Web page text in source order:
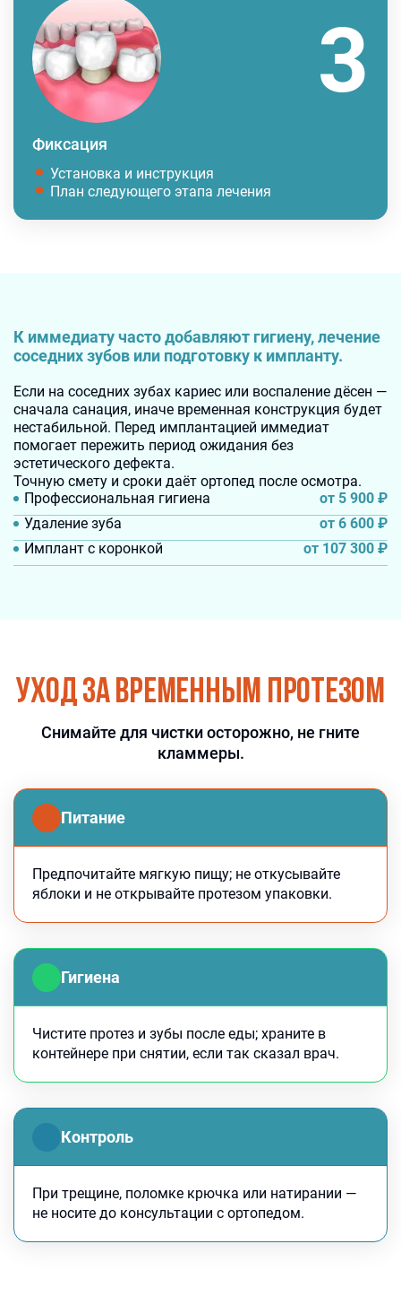
Фиксация
Установка и инструкция
План следующего этапа лечения
К иммедиату часто добавляют гигиену, лечение
соседних зубов или подготовку к импланту.
Если на соседних зубах кариес или воспаление дёсен —
сначала санация, иначе временная конструкция будет
нестабильной. Перед имплантацией иммедиат
помогает пережить период ожидания без
эстетического дефекта.
Точную смету и сроки даёт ортопед после осмотра.
Профессиональная гигиена
от 5 900 ₽
Удаление зуба
от 6 600 ₽
Имплант с коронкой
от 107 300 ₽
Уход за временным протезом
Снимайте для чистки осторожно, не гните
кламмеры.
Питание
Предпочитайте мягкую пищу; не откусывайте
яблоки и не открывайте протезом упаковки.
Гигиена
Чистите протез и зубы после еды; храните в
контейнере при снятии, если так сказал врач.
Контроль
При трещине, поломке крючка или натирании —
не носите до консультации с ортопедом.